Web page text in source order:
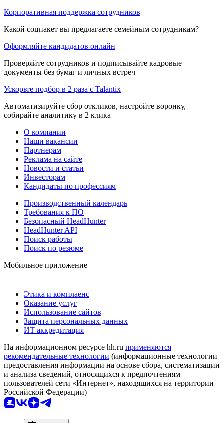
Корпоративная поддержка сотрудников
Какой соцпакет вы предлагаете семейным сотрудникам?
Оформляйте кандидатов онлайн
Проверяйте сотрудников и подписывайте кадровые
документы без бумаг и личных встреч
Ускорьте подбор в 2 раза с Talantix
Автоматизируйте сбор откликов, настройте воронку,
собирайте аналитику в 2 клика
О компании
Наши вакансии
Партнерам
Реклама на сайте
Новости и статьи
Инвесторам
Кандидаты по профессиям
Производственный календарь
Требования к ПО
Безопасный HeadHunter
HeadHunter API
Поиск работы
Поиск по резюме
Мобильное приложение
Этика и комплаенс
Оказание услуг
Использование сайтов
Защита персональных данных
ИТ аккредитация
На информационном ресурсе hh.ru применяются
рекомендательные технологии (информационные технологии
предоставления информации на основе сбора, систематизации
и анализа сведений, относящихся к предпочтениям
пользователей сети «Интернет», находящихся на территории
Российской Федерации)